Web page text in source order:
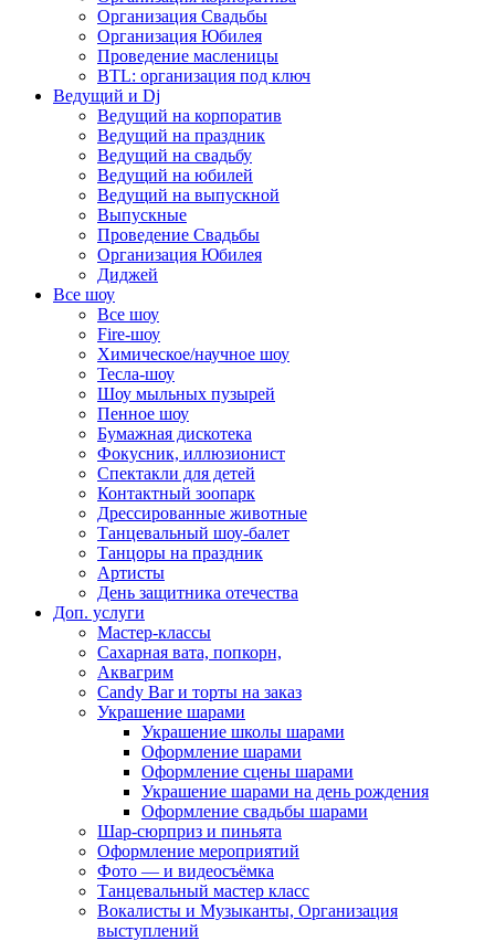
Организация Свадьбы
Организация Юбилея
Проведение масленицы
BTL: организация под ключ
Ведущий и Dj
Ведущий на корпоратив
Ведущий на праздник
Ведущий на свадьбу
Ведущий на юбилей
Ведущий на выпускной
Выпускные
Проведение Свадьбы
Организация Юбилея
Диджей
Все шоу
Все шоу
Fire-шоу
Химическое/научное шоу
Тесла-шоу
Шоу мыльных пузырей
Пенное шоу
Бумажная дискотека
Фокусник, иллюзионист
Спектакли для детей
Контактный зоопарк
Дрессированные животные
Танцевальный шоу-балет
Танцоры на праздник
Артисты
День защитника отечества
Доп. услуги
Мастер-классы
Сахарная вата, попкорн,
Аквагрим
Candy Bar и торты на заказ
Украшение шарами
Украшение школы шарами
Оформление шарами
Оформление сцены шарами
Украшение шарами на день рождения
Оформление свадьбы шарами
Шар-сюрприз и пиньята
Оформление мероприятий
Фото — и видеосъёмка
Танцевальный мастер класс
Вокалисты и Музыканты, Организация
выступлений